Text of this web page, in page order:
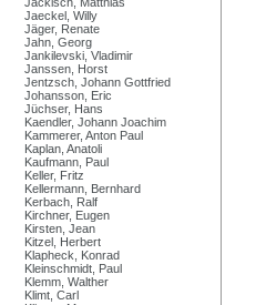
Jaeckel, Willy
Jäger, Renate
Jahn, Georg
Jankilevski, Vladimir
Janssen, Horst
Jentzsch, Johann Gottfried
Johansson, Eric
Jüchser, Hans
Kaendler, Johann Joachim
Kammerer, Anton Paul
Kaplan, Anatoli
Kaufmann, Paul
Keller, Fritz
Kellermann, Bernhard
Kerbach, Ralf
Kirchner, Eugen
Kirsten, Jean
Kitzel, Herbert
Klapheck, Konrad
Kleinschmidt, Paul
Klemm, Walther
Klimt, Carl